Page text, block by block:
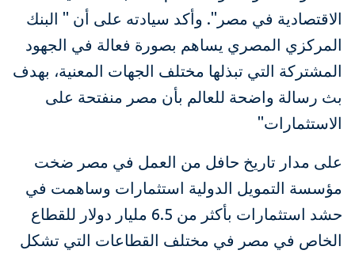
الاقتصادية في مصر". وأكد سيادته على أن " البنك
المركزي المصري يساهم بصورة فعالة في الجهود
المشتركة التي تبذلها مختلف الجهات المعنية، بهدف
بث رسالة واضحة للعالم بأن مصر منفتحة على
الاستثمارات"
على مدار تاريخ حافل من العمل في مصر ضخت
مؤسسة التمويل الدولية استثمارات وساهمت في
حشد استثمارات بأكثر من 6.5 مليار دولار للقطاع
الخاص في مصر في مختلف القطاعات التي تشكل